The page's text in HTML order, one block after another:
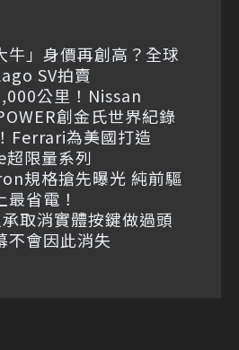
牛」身價再創高？全球
SV拍賣
公里！Nissan
創金氏世界紀錄
Ferrari為美國打造
限量系列
規格搶先曝光 純前驅
省電！
取消實體按鍵做過頭
不會因此消失